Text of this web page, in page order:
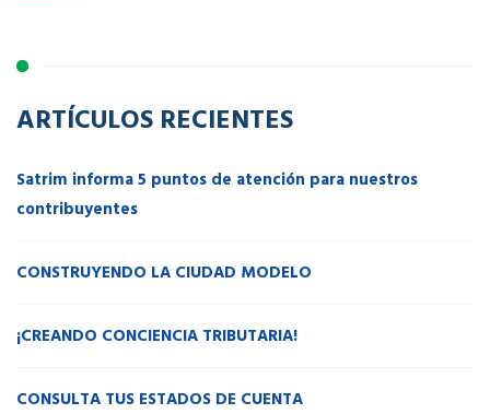
ARTÍCULOS RECIENTES
Satrim informa 5 puntos de atención para nuestros
contribuyentes
CONSTRUYENDO LA CIUDAD MODELO
¡CREANDO CONCIENCIA TRIBUTARIA!
CONSULTA TUS ESTADOS DE CUENTA